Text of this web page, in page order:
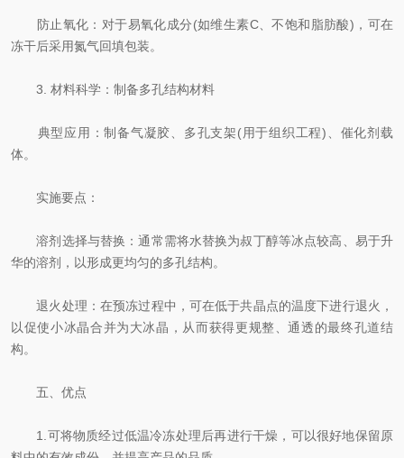
防止氧化：对于易氧化成分(如维生素C、不饱和脂肪酸)，可在
冻干后采用氮气回填包装。
3. 材料科学：制备多孔结构材料
典型应用：制备气凝胶、多孔支架(用于组织工程)、催化剂载
体。
实施要点：
溶剂选择与替换：通常需将水替换为叔丁醇等冰点较高、易于升
华的溶剂，以形成更均匀的多孔结构。
退火处理：在预冻过程中，可在低于共晶点的温度下进行退火，
以促使小冰晶合并为大冰晶，从而获得更规整、通透的最终孔道结
构。
五、优点
1.可将物质经过低温冷冻处理后再进行干燥，可以很好地保留原